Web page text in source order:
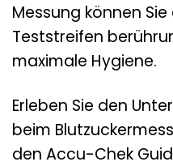
Messung können
Teststreifen
maximale Hygiene.
Erleben Sie den
beim
den Accu-Chek